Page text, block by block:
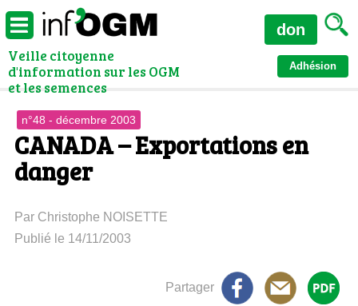
Veille citoyenne
d'information sur les OGM
et les semences
Adhésion
don
n°48 - décembre 2003
CANADA – Exportations en
danger
Par Christophe NOISETTE
Publié le 14/11/2003
Partager